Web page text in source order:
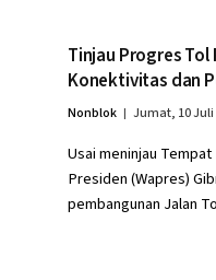
Tinjau Progres
Konektivitas dan
Nonblok Jumat, 10 Juli
Usai meninjau
Presiden (Wapres)
pembangunan Jalan